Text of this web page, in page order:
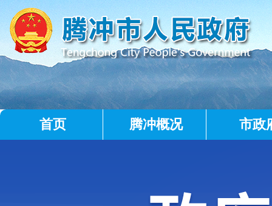
首页 腾冲概况 市政